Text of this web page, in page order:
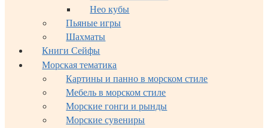
Нео кубы
Пьяные игры
Шахматы
Книги Сейфы
Морская тематика
Картины и панно в морском стиле
Мебель в морском стиле
Морские гонги и рынды
Морские сувениры